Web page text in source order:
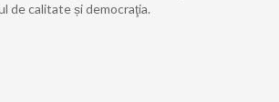
de calitate și democraţia.